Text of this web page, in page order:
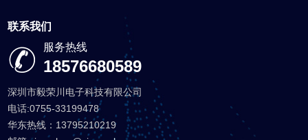
联系我们
服务热线
18576680589
深圳市毅荣川电子科技有限公司
电话:0755-33199478
华东热线：13795210219